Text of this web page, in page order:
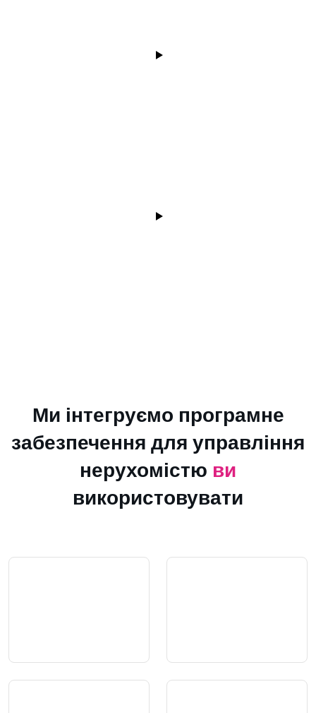
Ми інтегруємо програмне
забезпечення для управління
нерухомістю ви
використовувати